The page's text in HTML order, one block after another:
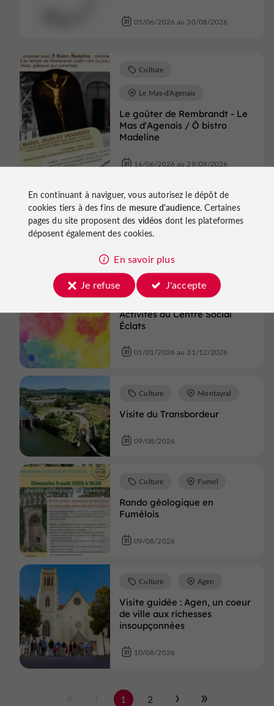
05/06/2026 au 30/08/2026
Le goûter de Rembrandt - Le
Mas d'Agenais / Ô bistro
Madeline
Culture
Le Mas-d'Agenais
16/06/2026 au 29/09/2026
Atelier LANA MOSAÏQUE
Culture Nérac
Activités au Centre Social
Éclats
Culture Villeréal
01/01/2026 au 31/12/2026
Visite du Transbordeur
Culture Montayral
09/08/2026
Rando géologique en
Fumélois
Culture Fumel
09/08/2026
Visite guidée : Agen, un coeur
de ville aux richesses
insoupçonnées
Culture Agen
10/08/2026
1 2
En continuant à naviguer, vous autorisez le dépôt de
cookies tiers à des fins de mesure d'audience. Certaines
pages du site proposent des vidéos dont les plateformes
déposent également des cookies.
En savoir plus
Je refuse
J'accepte